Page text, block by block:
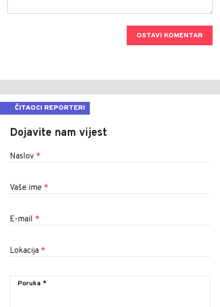
OSTAVI KOMENTAR
ČITAOCI REPORTERI
Dojavite nam vijest
Naslov *
Vaše ime *
E-mail *
Lokacija *